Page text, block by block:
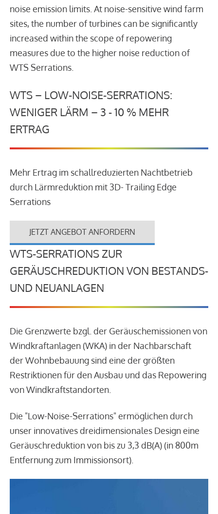
noise emission limits. At noise-sensitive wind farm
sites, the number of turbines can be significantly
increased within the scope of repowering
measures due to the higher noise reduction of
WTS Serrations.
WTS – LOW-NOISE-SERRATIONS:
WENIGER LÄRM – 3 - 10 % MEHR
ERTRAG
Mehr Ertrag im schallreduzierten Nachtbetrieb
durch Lärmreduktion mit 3D- Trailing Edge
Serrations
JETZT ANGEBOT ANFORDERN
WTS-SERRATIONS ZUR
GERÄUSCHREDUKTION VON BESTANDS-
UND NEUANLAGEN
Die Grenzwerte bzgl. der Geräuschemissionen von
Windkraftanlagen (WKA) in der Nachbarschaft
der Wohnbebauung sind eine der größten
Restriktionen für den Ausbau und das Repowering
von Windkraftstandorten.
Die "Low-Noise-Serrations" ermöglichen durch
unser innovatives dreidimensionales Design eine
Geräuschreduktion von bis zu 3,3 dB(A) (in 800m
Entfernung zum Immissionsort).